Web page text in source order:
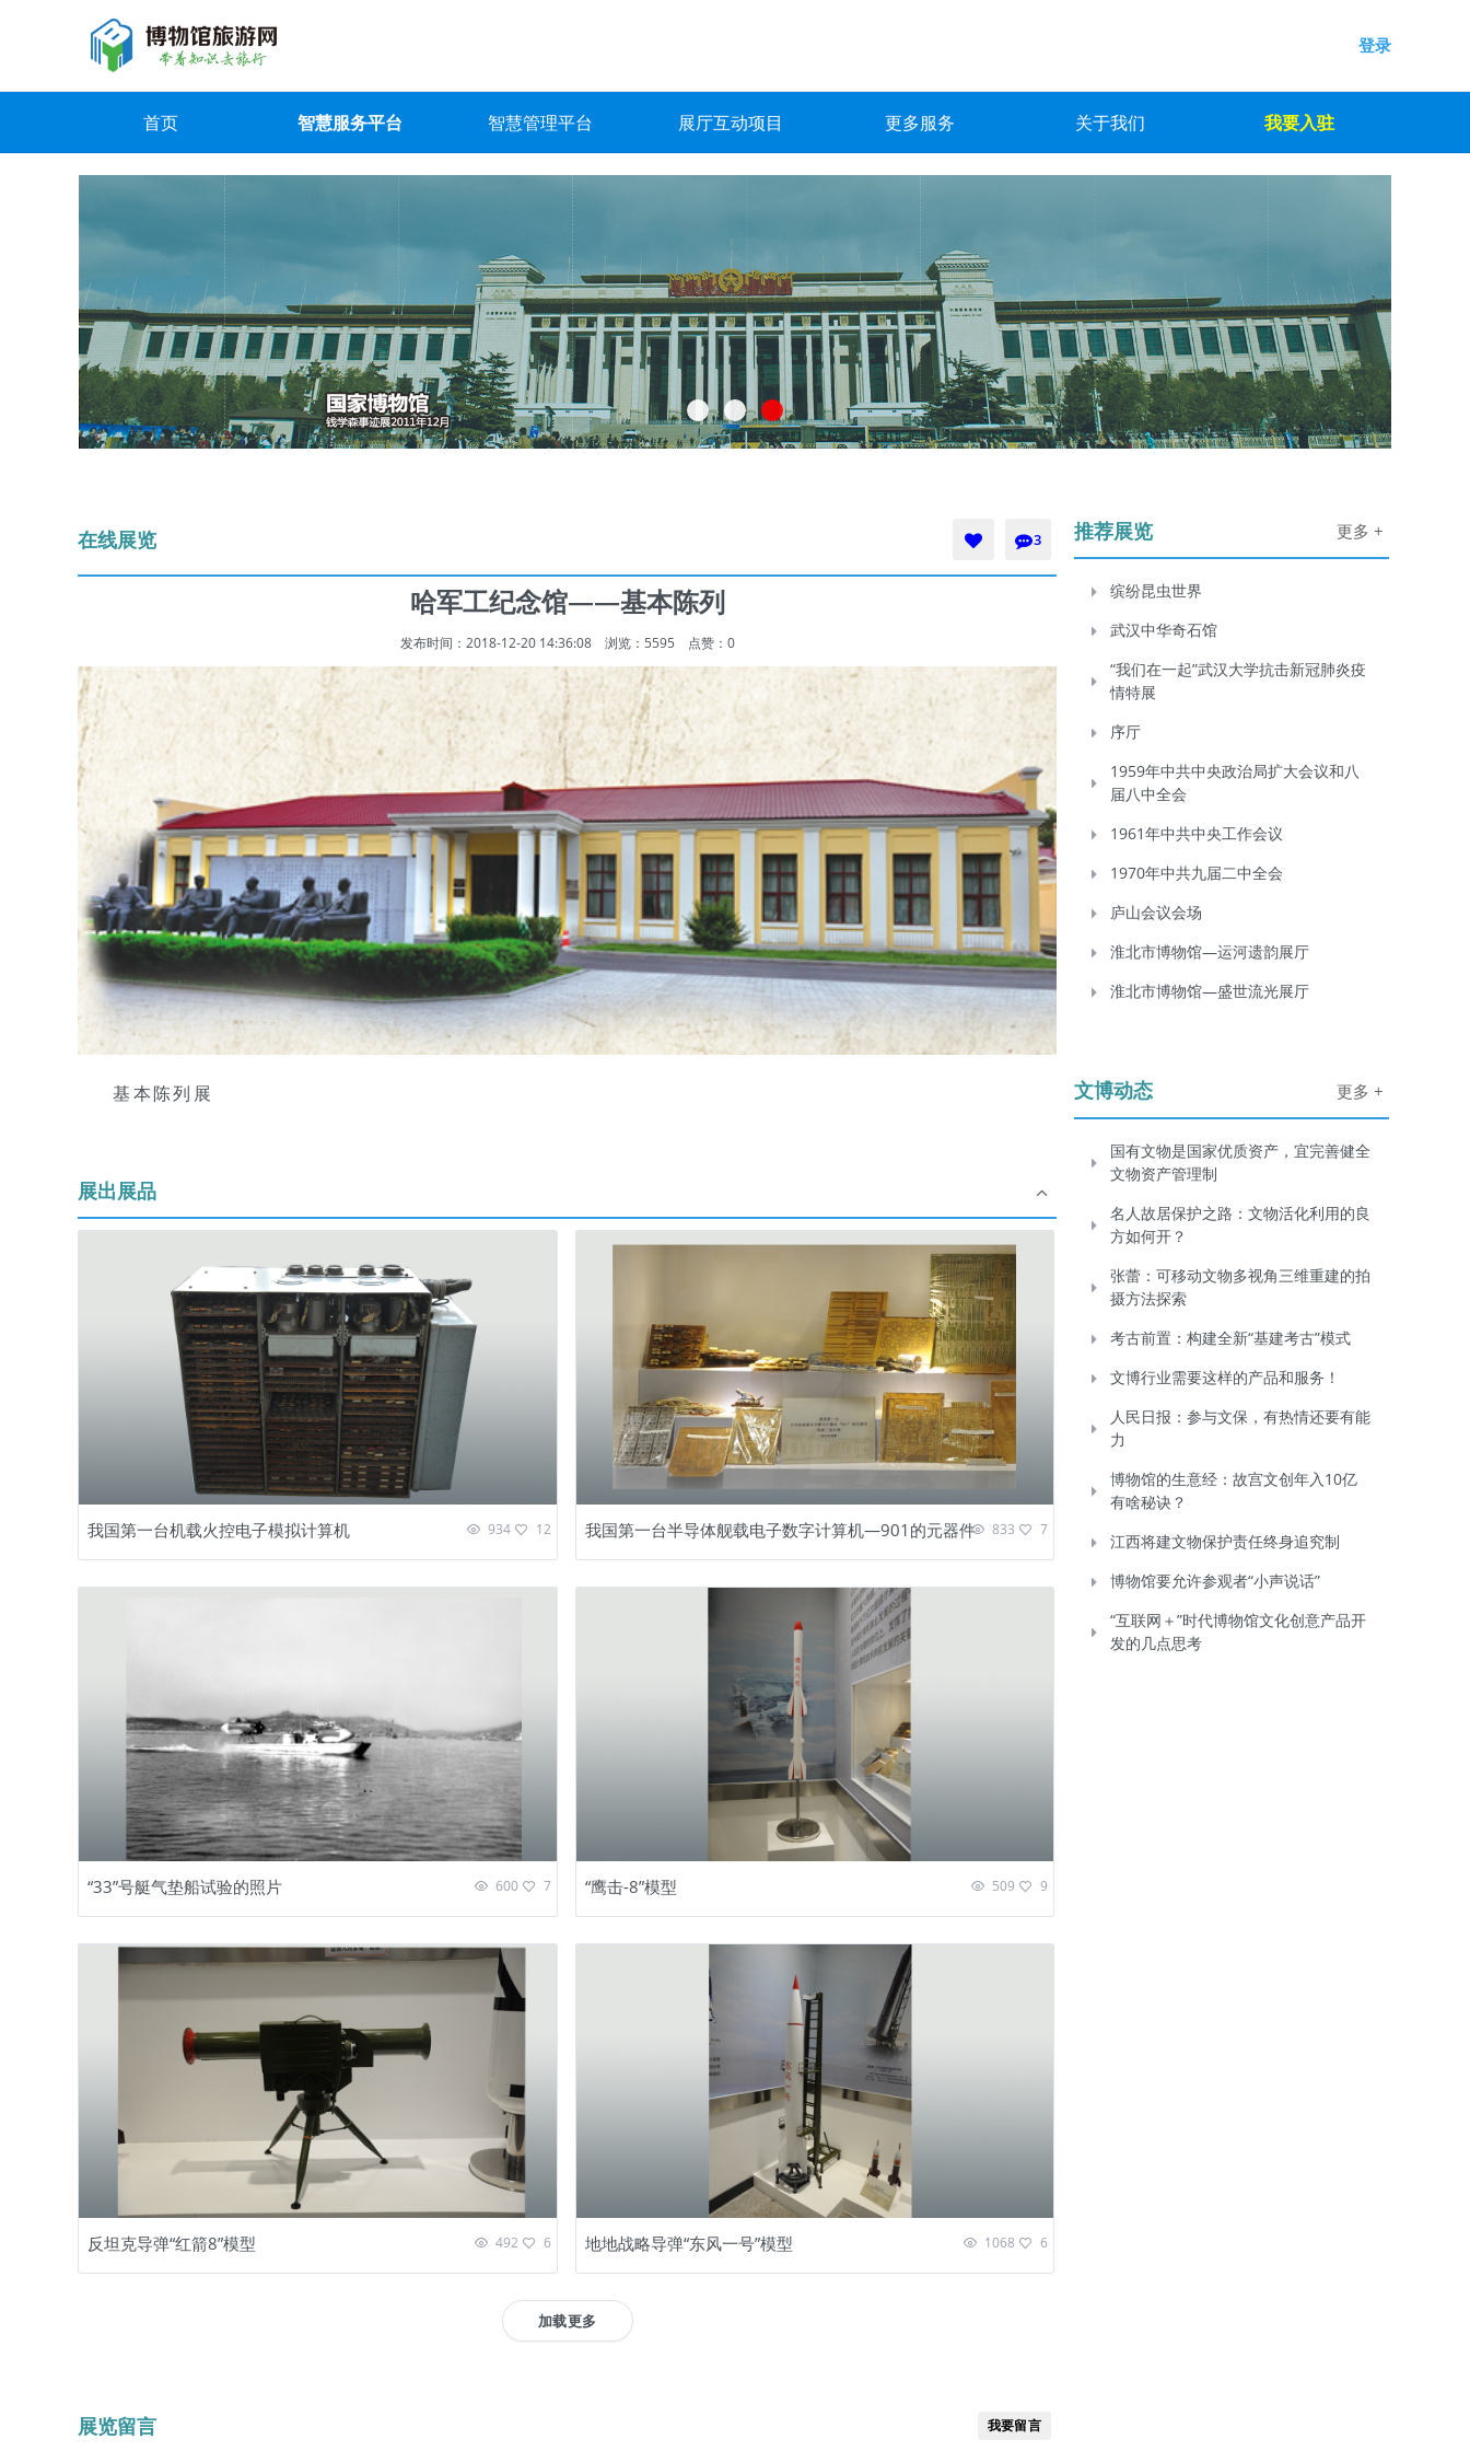
登录
首页 智慧服务平台 智慧管理平台 展厅互动项目 更多服务 关于我们 我要入驻
在线展览 3
哈军工纪念馆——基本陈列
发布时间：2018-12-20 14:36:08 浏览：5595 点赞： 0
基本陈列展
展出展品
我国第一台机载火控电子模拟计算机 934 12 我国第一台半导体舰载电子数字计算机—901的元器件 833 7
“33”号艇气垫船试验的照片 600 7 “鹰击-8”模型 509 9
反坦克导弹“红箭8”模型 492 6 地地战略导弹“东风一号”模型 1068 6
加载更多
展览留言 我要留言
推荐展览 更多 +
缤纷昆虫世界
武汉中华奇石馆
“我们在一起”武汉大学抗击新冠肺炎疫
情特展
序厅
1959年中共中央政治局扩大会议和八
届八中全会
1961年中共中央工作会议
1970年中共九届二中全会
庐山会议会场
淮北市博物馆—运河遗韵展厅
淮北市博物馆—盛世流光展厅
文博动态 更多 +
国有文物是国家优质资产，宜完善健全
文物资产管理制
名人故居保护之路：文物活化利用的良
方如何开？
张蕾：可移动文物多视角三维重建的拍
摄方法探索
考古前置：构建全新“基建考古”模式
文博行业需要这样的产品和服务！
人民日报：参与文保，有热情还要有能
力
博物馆的生意经：故宫文创年入10亿
有啥秘诀？
江西将建文物保护责任终身追究制
博物馆要允许参观者“小声说话”
“互联网＋”时代博物馆文化创意产品开
发的几点思考